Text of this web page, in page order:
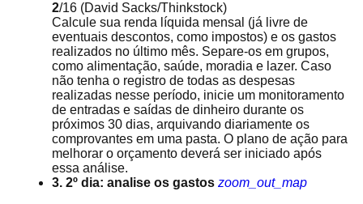
2/16 (David Sacks/Thinkstock)
Calcule sua renda líquida mensal (já livre de
eventuais descontos, como impostos) e os gastos
realizados no último mês. Separe-os em grupos,
como alimentação, saúde, moradia e lazer. Caso
não tenha o registro de todas as despesas
realizadas nesse período, inicie um monitoramento
de entradas e saídas de dinheiro durante os
próximos 30 dias, arquivando diariamente os
comprovantes em uma pasta. O plano de ação para
melhorar o orçamento deverá ser iniciado após
essa análise.
3. 2º dia: analise os gastos zoom_out_map